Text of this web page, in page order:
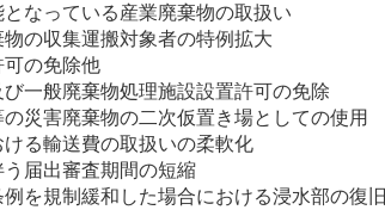
なっている産業廃棄物の取扱い
の収集運搬対象者の特例拡大
の免除他
一般廃棄物処理施設設置許可の免除
災害廃棄物の二次仮置き場としての使用
る輸送費の取扱いの柔軟化
届出審査期間の短縮
を規制緩和した場合における浸水部の復